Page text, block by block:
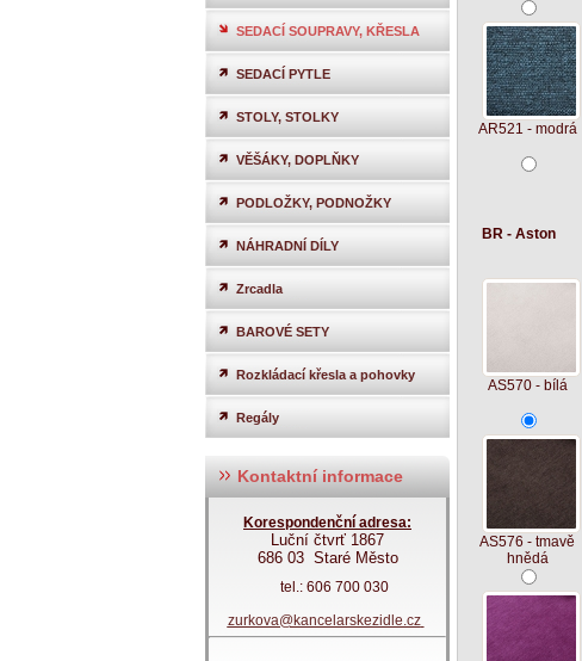
SEDACÍ SOUPRAVY, KŘESLA
SEDACÍ PYTLE
STOLY, STOLKY
VĚŠÁKY, DOPLŇKY
PODLOŽKY, PODNOŽKY
NÁHRADNÍ DÍLY
Zrcadla
BAROVÉ SETY
Rozkládací křesla a pohovky
Regály
Kontaktní informace
Korespondenční adresa:
Luční čtvrť 1867
686 03 Staré Město
tel.: 606 700 030
zurkova@kancelarskezidle.cz
AR521 - modrá
BR - Aston
AS570 - bílá
AS576 - tmavě
hnědá